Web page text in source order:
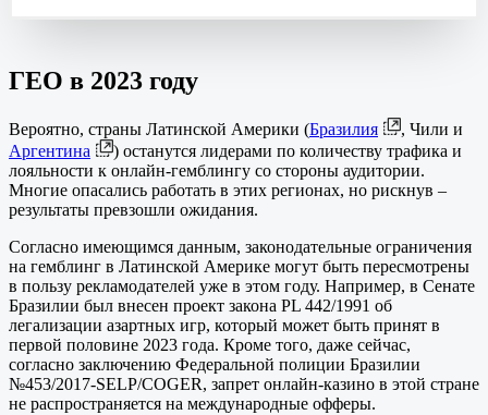
ГЕО в 2023 году
Вероятно, страны Латинской Америки (Бразилия
, Чили и
Аргентина
) останутся лидерами по количеству трафика и
лояльности к онлайн-гемблингу со стороны аудитории.
Многие опасались работать в этих регионах, но рискнув –
результаты превзошли ожидания.
Согласно имеющимся данным, законодательные ограничения
на гемблинг в Латинской Америке могут быть пересмотрены
в пользу рекламодателей уже в этом году. Например, в Сенате
Бразилии был внесен проект закона PL 442/1991 об
легализации азартных игр, который может быть принят в
первой половине 2023 года. Кроме того, даже сейчас,
согласно заключению Федеральной полиции Бразилии
№453/2017-SELP/COGER, запрет онлайн-казино в этой стране
не распространяется на международные офферы.